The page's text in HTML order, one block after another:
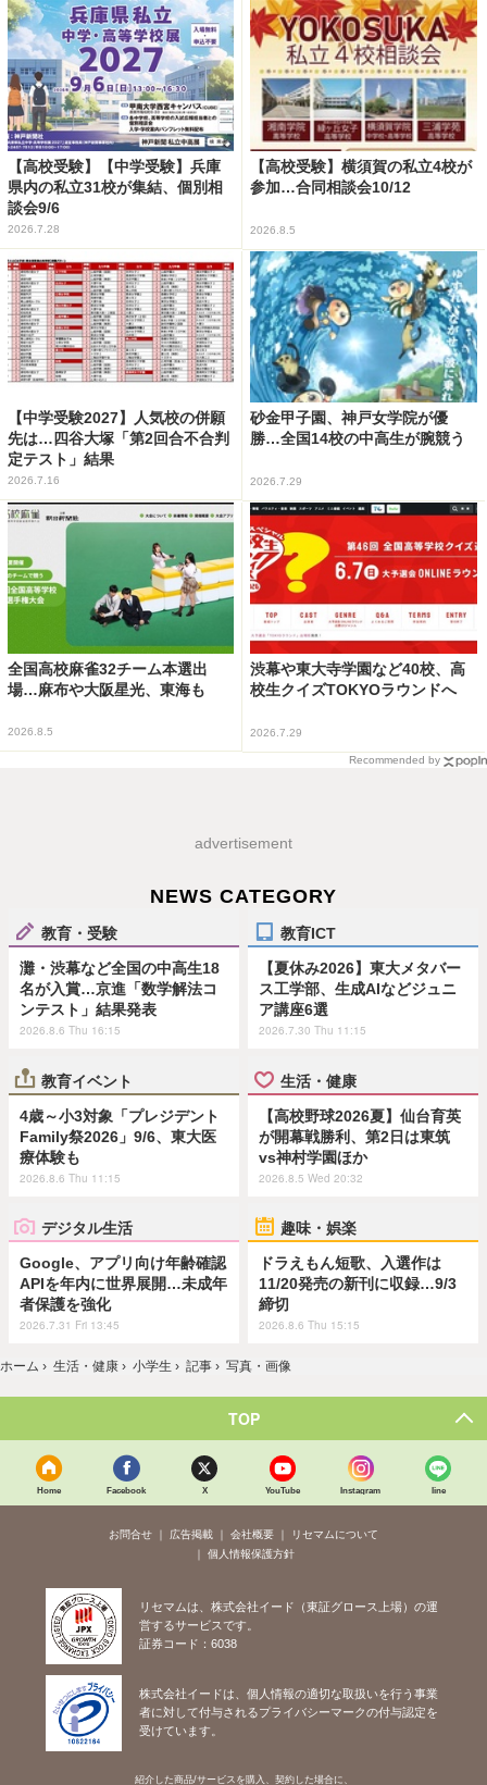
【高校受験】【中学受験】兵庫
県内の私立31校が集結、個別相
談会9/6
2026.7.28
【高校受験】横須賀の私立4校が
参加…合同相談会10/12
2026.8.5
【中学受験2027】人気校の併願
先は…四谷大塚「第2回合不合判
定テスト」結果
2026.7.16
砂金甲子園、神戸女学院が優
勝…全国14校の中高生が腕競う
2026.7.29
全国高校麻雀32チーム本選出
場…麻布や大阪星光、東海も
2026.8.5
渋幕や東大寺学園など40校、高
校生クイズTOKYOラウンドへ
2026.7.29
Recommended by
advertisement
NEWS CATEGORY
教育・受験
灘・渋幕など全国の中高生18
名が入賞…京進「数学解法コ
ンテスト」結果発表
2026.8.6 Thu 16:15
教育ICT
【夏休み2026】東大メタバー
ス工学部、生成AIなどジュニ
ア講座6選
2026.7.30 Thu 11:15
教育イベント
4歳～小3対象「プレジデント
Family祭2026」9/6、東大医
療体験も
2026.8.6 Thu 11:15
生活・健康
【高校野球2026夏】仙台育英
が開幕戦勝利、第2日は東筑
vs神村学園ほか
2026.8.5 Wed 20:32
デジタル生活
Google、アプリ向け年齢確認
APIを年内に世界展開…未成年
者保護を強化
2026.7.31 Fri 13:45
趣味・娯楽
ドラえもん短歌、入選作は
11/20発売の新刊に収録…9/3
締切
2026.8.6 Thu 15:15
ホーム › 生活・健康 › 小学生 › 記事 › 写真・画像
TOP
Home Facebook X YouTube Instagram line
お問合せ 広告掲載 会社概要
リセマムについて
個人情報保護方針
リセマムは、株式会社イード（東証グロース上場）の運
営するサービスです。
証券コード：6038
株式会社イードは、個人情報の適切な取扱いを行う事業
者に対して付与されるプライバシーマークの付与認定を
受けています。
紹介した商品/サービスを購入、契約した場合に、